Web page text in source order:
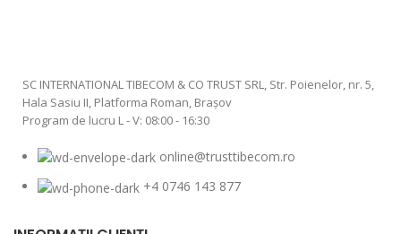
SC INTERNATIONAL TIBECOM & CO TRUST SRL, Str. Poienelor, nr. 5,
Hala Sasiu II, Platforma Roman, Braşov
Program de lucru L - V: 08:00 - 16:30
online@trusttibecom.ro
+4 0746 143 877